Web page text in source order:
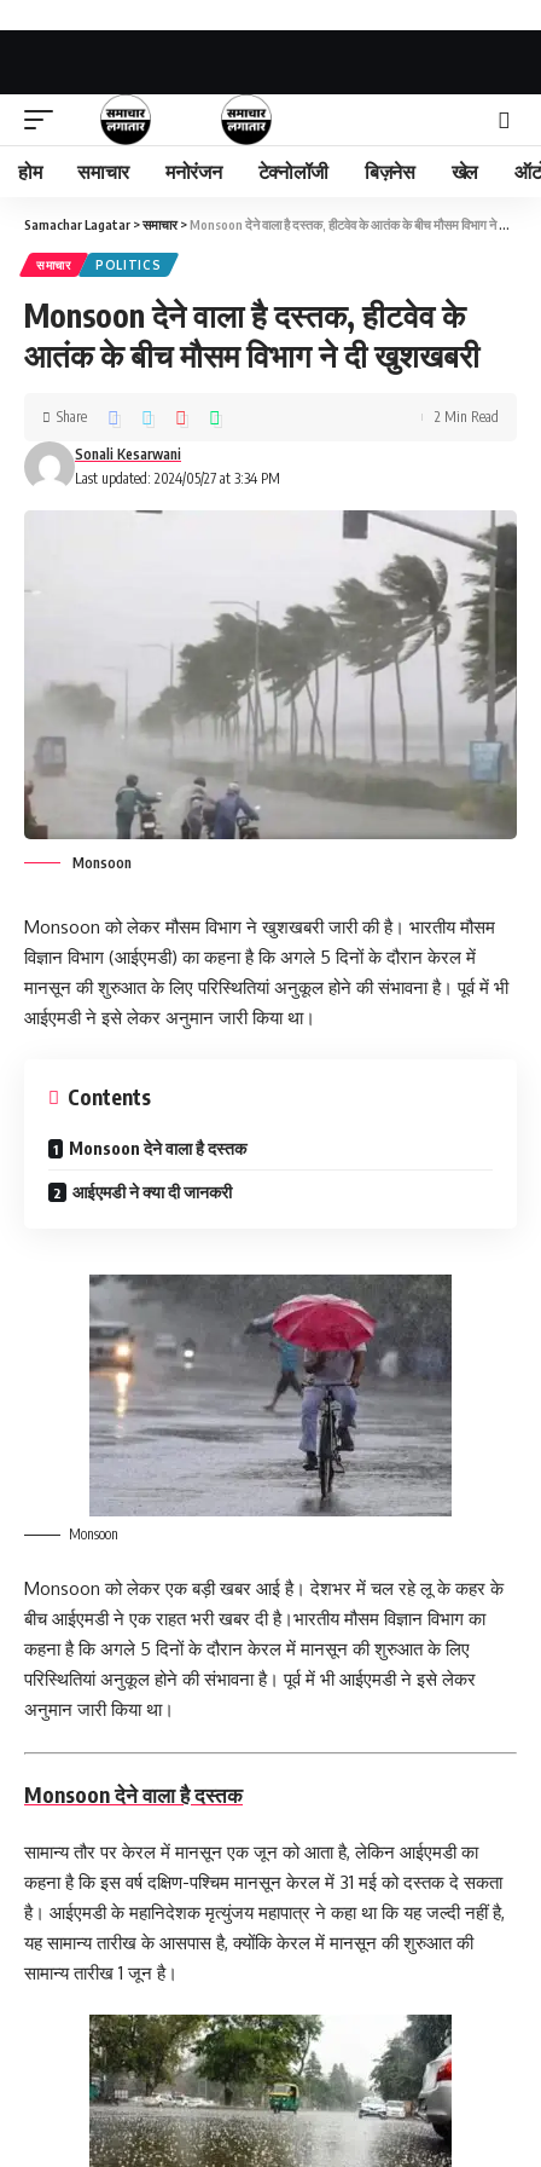
होम समाचार मनोरंजन टेक्नोलॉजी बिज़नेस खेल
Samachar Lagatar >समाचार>Monsoon देने वाला है दस्तक, हीटवेव के आतंक के बीच मौसम विभाग ने दी खुशखबरी
समाचार POLITICS
Monsoon देने वाला है दस्तक, हीटवेव के
आतंक के बीच मौसम विभाग ने दी खुशखबरी
Last updated: 2024/05/27 at 3:34 PM
Sonali Kesarwani
Share 2 Min Read
Monsoon
Monsoon को लेकर मौसम विभाग ने खुशखबरी जारी की है। भारतीय मौसम
विज्ञान विभाग (आईएमडी) का कहना है कि अगले 5 दिनों के दौरान केरल में
मानसून की शुरुआत के लिए परिस्थितियां अनुकूल होने की संभावना है। पूर्व में भी
आईएमडी ने इसे लेकर अनुमान जारी किया था।
Contents
Monsoon देने वाला है दस्तक
आईएमडी ने क्या दी जानकरी
Monsoon
Monsoon को लेकर एक बड़ी खबर आई है। देशभर में चल रहे लू के कहर के
बीच आईएमडी ने एक राहत भरी खबर दी है।भारतीय मौसम विज्ञान विभाग का
कहना है कि अगले 5 दिनों के दौरान केरल में मानसून की शुरुआत के लिए
परिस्थितियां अनुकूल होने की संभावना है। पूर्व में भी आईएमडी ने इसे लेकर
अनुमान जारी किया था।
Monsoon देने वाला है दस्तक
सामान्‍य तौर पर केरल में मानसून एक जून को आता है, लेकिन आईएमडी का
कहना है कि इस वर्ष दक्षिण-पश्चिम मानसून केरल में 31 मई को दस्तक दे सकता
है। आईएमडी के महानिदेशक मृत्युंजय महापात्र ने कहा था कि यह जल्दी नहीं है,
यह सामान्य तारीख के आसपास है, क्योंकि केरल में मानसून की शुरुआत की
सामान्य तारीख 1 जून है।